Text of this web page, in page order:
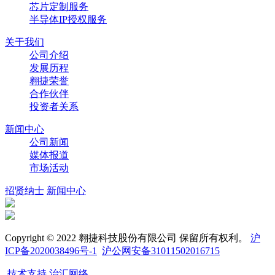
芯片定制服务
半导体IP授权服务
关于我们
公司介绍
发展历程
翱捷荣誉
合作伙伴
投资者关系
新闻中心
公司新闻
媒体报道
市场活动
招贤纳士 新闻中心
Copyright © 2022 翱捷科技股份有限公司 保留所有权利。 沪
ICP备2020038496号-1
沪公网安备31011502016715